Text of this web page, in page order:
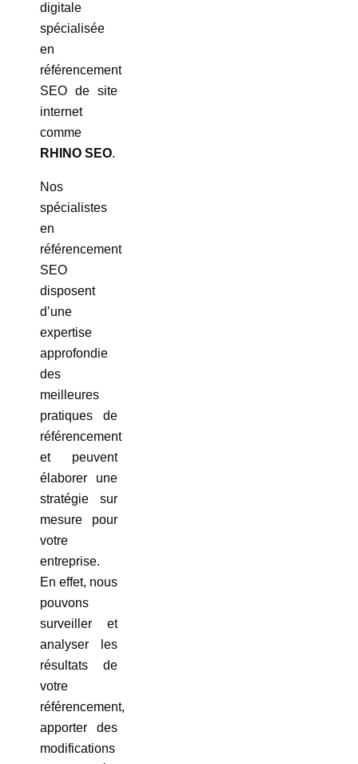
digitale
spécialisée
en
référencement
SEO de site
internet
comme
RHINO SEO.
Nos
spécialistes
en
référencement
SEO
disposent
d’une
expertise
approfondie
des
meilleures
pratiques de
référencement
et peuvent
élaborer une
stratégie sur
mesure pour
votre
entreprise.
En effet, nous
pouvons
surveiller et
analyser les
résultats de
votre
référencement,
apporter des
modifications